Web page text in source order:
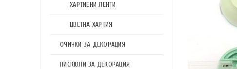
ХАРТИЕНИ ЛЕНТИ
ЦВЕТНА ХАРТИЯ
ОЧИЧКИ ЗА ДЕКОРАЦИЯ
ПИСКЮЛИ ЗА ДЕКОРАЦИЯ